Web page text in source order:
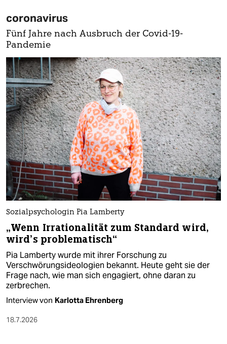
coronavirus
Fünf Jahre nach Ausbruch der Covid-19-
Pandemie
Sozialpsychologin Pia Lamberty
„Wenn Irrationalität zum Standard wird,
wird’s problematisch“
Pia Lamberty wurde mit ihrer Forschung zu
Verschwörungsideologien bekannt. Heute geht sie der
Frage nach, wie man sich engagiert, ohne daran zu
zerbrechen.
Interview von Karlotta Ehrenberg
18.7.2026